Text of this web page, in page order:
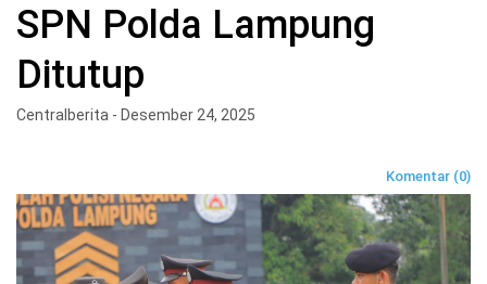
KOTA
BANDAR
PESAWARAN
TANGGAMUS
DPRD
PROVINSI
LAMPUNG
DPRD
METRO
LAMPUNG
SUMSEL
JAWAB
BARAT
SPN Polda Lampung
Ditutup
Centralberita - Desember 24, 2025
Komentar (0)